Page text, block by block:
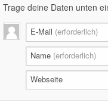
Trage deine Daten unten
E-Mail (erforderlich)
Name (erforderlich)
Webseite